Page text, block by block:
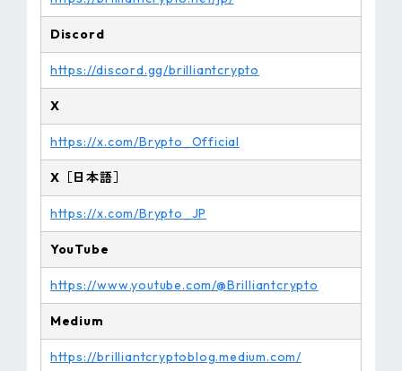
Discord
https://discord.gg/brilliantcrypto
X
https://x.com/Brypto_Official
X［日本語］
https://x.com/Brypto_JP
YouTube
https://www.youtube.com/@Brilliantcrypto
Medium
https://brilliantcryptoblog.medium.com/